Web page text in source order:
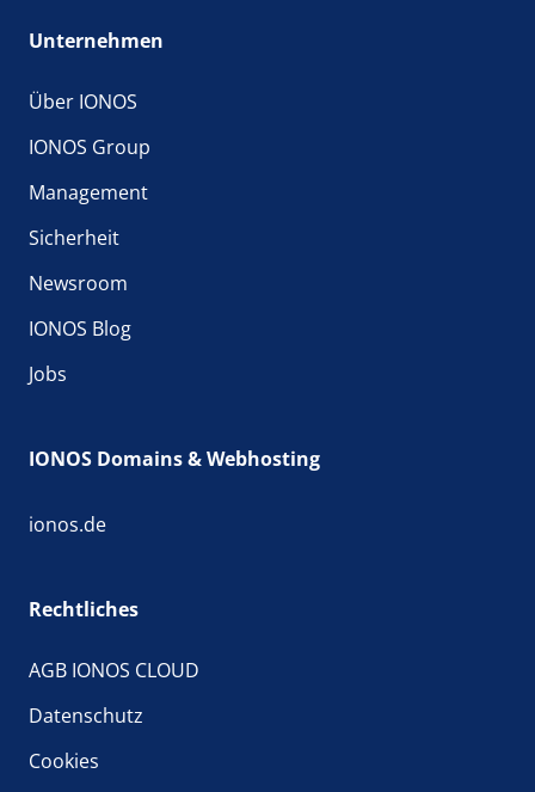
Unternehmen
Über IONOS
IONOS Group
Management
Sicherheit
Newsroom
IONOS Blog
Jobs
IONOS Domains & Webhosting
ionos.de
Rechtliches
AGB IONOS CLOUD
Datenschutz
Cookies